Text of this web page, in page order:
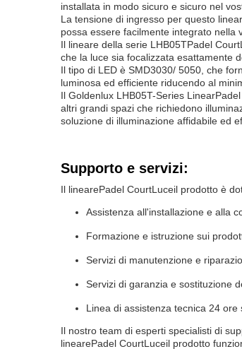
installata in modo sicuro e sicuro nel
La tensione di ingresso per questo
possa essere facilmente integrato nella
Il lineare della serie LHB05TPadel Court
che la luce sia focalizzata esattamente
Il tipo di LED è SMD3030/ 5050, che
luminosa ed efficiente riducendo al
Il Goldenlux LHB05T-Series Linear
altri grandi spazi che richiedono
soluzione di illuminazione affidabile ed
Supporto e servizi:
Il linearePadel CourtLuceil prodotto è
Assistenza all'installazione e alla
Formazione e istruzione sui
Servizi di manutenzione e
Servizi di garanzia e sostituzione
Linea di assistenza tecnica 24 ore
Il nostro team di esperti specialisti di
linearePadel CourtLuceil prodotto